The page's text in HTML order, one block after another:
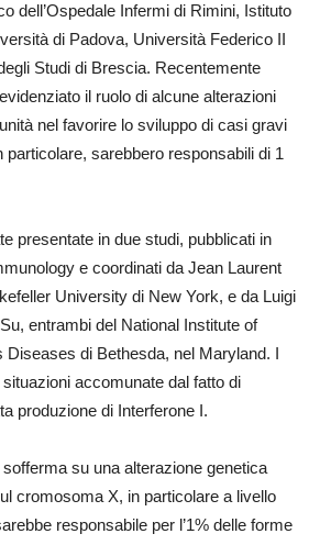
dell’Ospedale Infermi di Rimini, Istituto
di Padova, Università Federico II
Studi di Brescia. Recentemente
il ruolo di alcune alterazioni
nel favorire lo sviluppo di casi gravi
particolare, sarebbero responsabili di 1
presentate in due studi, pubblicati in
e coordinati da Jean Laurent
University di New York, e da Luigi
entrambi del National Institute of
Diseases di Bethesda, nel Maryland. I
accomunate dal fatto di
produzione di Interferone I.
su una alterazione genetica
cromosoma X, in particolare a livello
responsabile per l’1% delle forme